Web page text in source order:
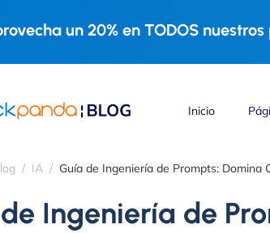
un 20% en TODOS
Inicio
IA Guía de Ingeniería de Prompts: Domina
Ingeniería de